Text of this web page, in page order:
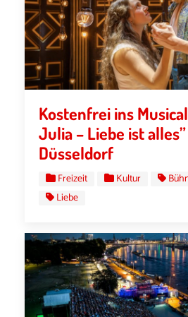
Kostenfrei ins
Julia – Liebe ist
Düsseldorf
Freizeit Kultur
Liebe